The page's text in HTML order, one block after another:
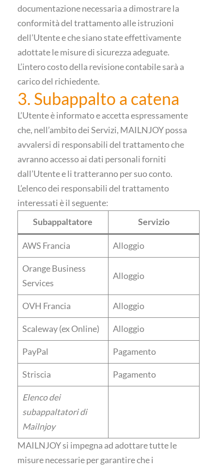
documentazione necessaria a dimostrare la
conformità del trattamento alle istruzioni
dell’Utente e che siano state effettivamente
adottate le misure di sicurezza adeguate.
L’intero costo della revisione contabile sarà a
carico del richiedente.
3. Subappalto a catena
L’Utente è informato e accetta espressamente
che, nell’ambito dei Servizi, MAILNJOY possa
avvalersi di responsabili del trattamento che
avranno accesso ai dati personali forniti
dall’Utente e li tratteranno per suo conto.
L’elenco dei responsabili del trattamento
interessati è il seguente:
Subappaltatore
Servizio
AWS Francia Alloggio
Orange Business
Services
Alloggio
OVH Francia Alloggio
Scaleway (ex Online) Alloggio
PayPal Pagamento
Striscia Pagamento
Elenco dei
subappaltatori di
Mailnjoy
MAILNJOY si impegna ad adottare tutte le
misure necessarie per garantire che i